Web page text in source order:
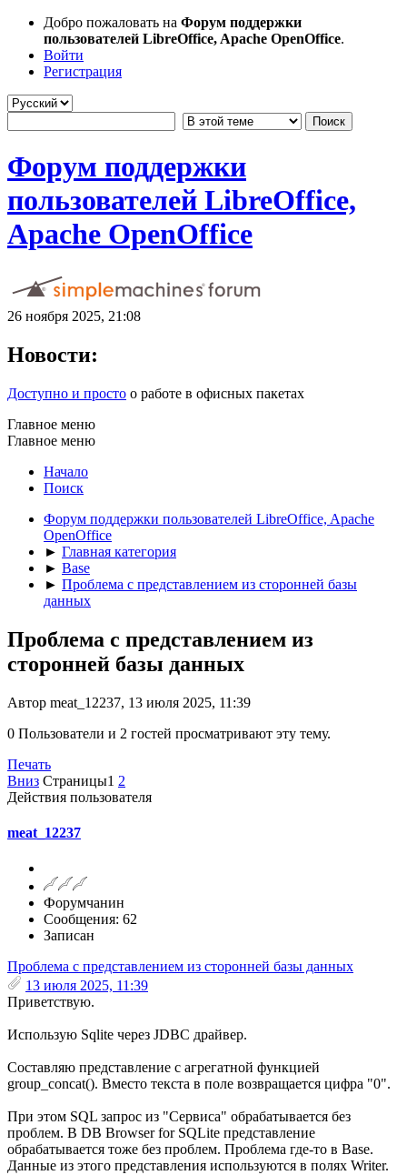
Добро пожаловать на Форум поддержки
пользователей LibreOffice, Apache OpenOffice.
Войти
Регистрация
Форум поддержки
пользователей LibreOffice,
Apache OpenOffice
26 ноября 2025, 21:08
Новости:
Доступно и просто о работе в офисных пакетах
Главное меню
Главное меню
Начало
Поиск
Форум поддержки пользователей LibreOffice, Apache
OpenOffice
► Главная категория
► Base
► Проблема с представлением из сторонней базы
данных
Проблема с представлением из
сторонней базы данных
Автор meat_12237, 13 июля 2025, 11:39
0 Пользователи и 2 гостей просматривают эту тему.
Печать
Вниз Страницы1 2
Действия пользователя
meat_12237
Форумчанин
Сообщения: 62
Записан
Проблема с представлением из сторонней базы данных
13 июля 2025, 11:39
Приветствую.
Использую Sqlite через JDBC драйвер.
Составляю представление с агрегатной функцией
group_concat(). Вместо текста в поле возвращается цифра "0".
При этом SQL запрос из "Сервиса" обрабатывается без
проблем. В DB Browser for SQLite представление
обрабатывается тоже без проблем. Проблема где-то в Base.
Данные из этого представления используются в полях Writer.